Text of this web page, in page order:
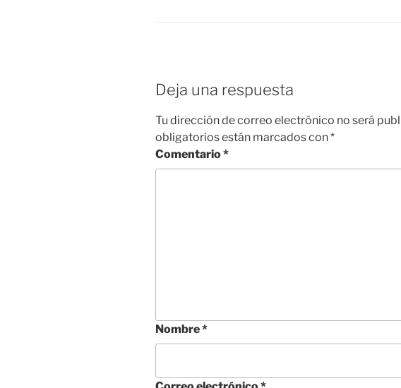
Deja una respuesta
Tu dirección de correo electrónico no será
obligatorios están marcados con*
Comentario*
Nombre*